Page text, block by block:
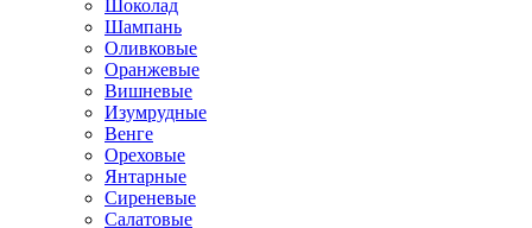
Шоколад
Шампань
Оливковые
Оранжевые
Вишневые
Изумрудные
Венге
Ореховые
Янтарные
Сиреневые
Салатовые